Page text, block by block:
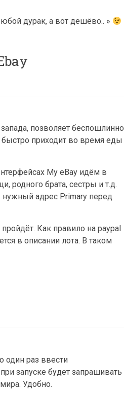
дурак, а вот дешёво.. »
позволяет беспошлинно
приходит во время еды
My eBay идём в
родного брата, сестры и т.д.
нужный адрес Primary перед
Как правило на paypal
в описании лота. В таком
один раз ввести
запуске будет запрашивать
Удобно.